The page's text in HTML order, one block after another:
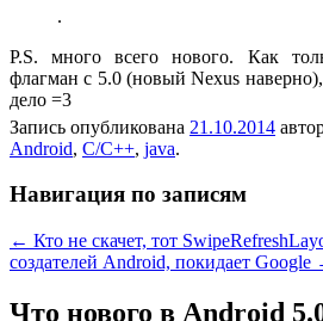
.
P.S. много всего нового. Как
флагман с 5.0 (новый Nexus
дело =3
Запись опубликована 21.10.2014
Android, C/C++, java.
Навигация по записям
← Кто не скачет, тот
создателей Android, покидает Google
Что нового в Android